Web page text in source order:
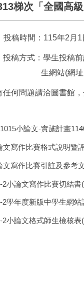
梯次「全國高
投稿時間： 115年2 月 1
投稿方式：學生投稿
生網站(網址
任何問題請洽圖書館
小論文-實施計畫
文寫作比賽格式說明暨
文寫作比賽引註及參考
2小論文寫作比賽切結書
2學年度新版中學生網
2小論文格式師生檢核表